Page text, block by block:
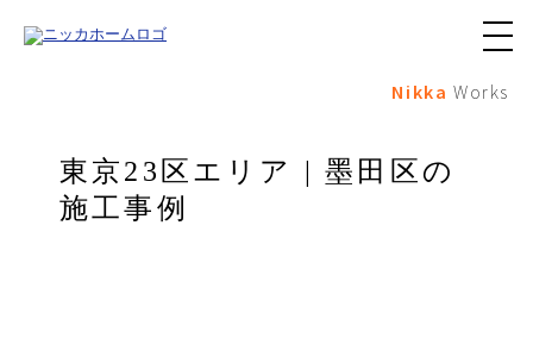
メ
ュ
Nikka Works
東京23区エリア | 墨田区の
施工事例